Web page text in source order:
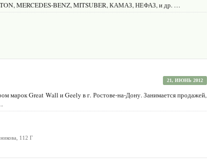
MERCEDES-BENZ, MITSUBER, КАМАЗ, НЕФАЗ, и др. …
21, ИЮНЬ 2012
марок Great Wall и Geely в г. Ростове-на-Дону. Занимается продажей,
112 Г